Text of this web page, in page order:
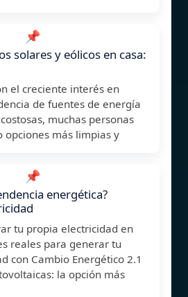
📌
solares y eólicos en casa:
el creciente interés en
de fuentes de energía
muchas personas
opciones más limpias y
📌
energética?
tu propia electricidad en
reales para generar tu
con Cambio Energético 2.1
la opción más